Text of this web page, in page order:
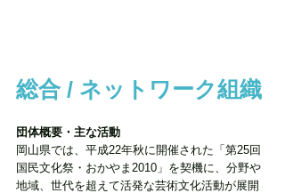
総合 / ネットワーク組織
団体概要・主な活動
岡山県では、平成22年秋に開催された「第25回
国民文化祭・おかやま2010」を契機に、分野や
地域、世代を超えて活発な芸術文化活動が展開